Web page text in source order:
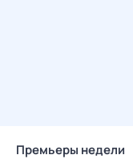
Премьеры недели